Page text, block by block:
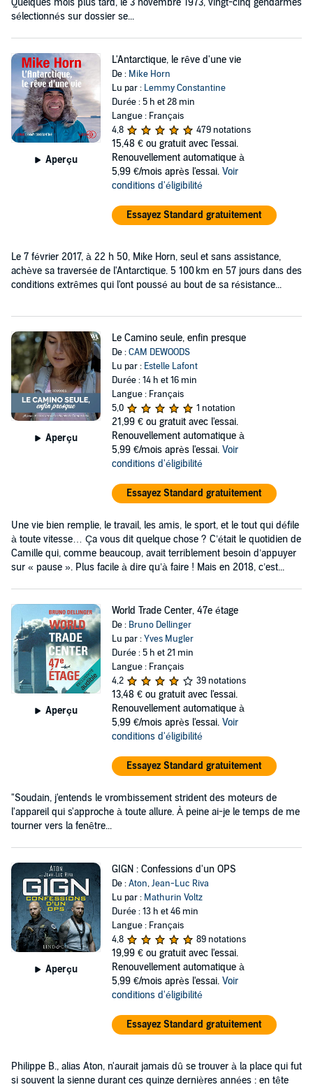
Quelques mois plus tard, le 3 novembre 1973, vingt-cinq gendarmes
sélectionnés sur dossier se...
Aperçu
L'Antarctique, le rêve d'une vie
De : Mike Horn
Lu par : Lemmy Constantine
Durée : 5 h et 28 min
Langue : Français
4,8
479 notations
15,48 € ou gratuit avec l'essai.
Renouvellement automatique à
5,99 €/mois après l'essai. Voir
conditions d'éligibilité
Essayez Standard gratuitement
Le 7 février 2017, à 22 h 50, Mike Horn, seul et sans assistance,
achève sa traversée de l'Antarctique. 5 100 km en 57 jours dans des
conditions extrêmes qui l'ont poussé au bout de sa résistance...
Aperçu
Le Camino seule, enfin presque
De :CAM DEWOODS
Lu par : Estelle Lafont
Durée : 14 h et 16 min
Langue : Français
5,0
1 notation
21,99 € ou gratuit avec l'essai.
Renouvellement automatique à
5,99 €/mois après l'essai. Voir
conditions d'éligibilité
Essayez Standard gratuitement
Une vie bien remplie, le travail, les amis, le sport, et le tout qui défile
à toute vitesse… Ça vous dit quelque chose ? C’était le quotidien de
Camille qui, comme beaucoup, avait terriblement besoin d’appuyer
sur « pause ». Plus facile à dire qu’à faire ! Mais en 2018, c’est...
Aperçu
World Trade Center, 47e étage
De : Bruno Dellinger
Lu par :Yves Mugler
Durée : 5 h et 21 min
Langue : Français
4,2
39 notations
13,48 € ou gratuit avec l'essai.
Renouvellement automatique à
5,99 €/mois après l'essai. Voir
conditions d'éligibilité
Essayez Standard gratuitement
"Soudain, j'entends le vrombissement strident des moteurs de
l'appareil qui s'approche à toute allure. À peine ai-je le temps de me
tourner vers la fenêtre...
Aperçu
GIGN : Confessions d'un OPS
De :Aton,Jean-Luc Riva
Lu par : Mathurin Voltz
Durée : 13 h et 46 min
Langue : Français
4,8
89 notations
19,99 € ou gratuit avec l'essai.
Renouvellement automatique à
5,99 €/mois après l'essai. Voir
conditions d'éligibilité
Essayez Standard gratuitement
Philippe B., alias Aton, n'aurait jamais dû se trouver à la place qui fut
si souvent la sienne durant ces quinze dernières années : en tête